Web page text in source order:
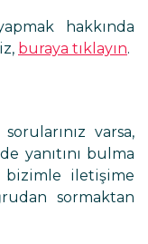
hakkında
buraya tıklayın.
varsa,
yanıtını bulma
bizimle iletişime
sormaktan